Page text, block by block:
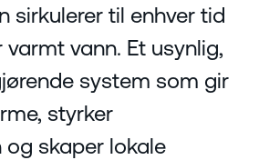
sirkulerer til enhver tid
vann. Et usynlig,
system som gir
styrker
og skaper lokale